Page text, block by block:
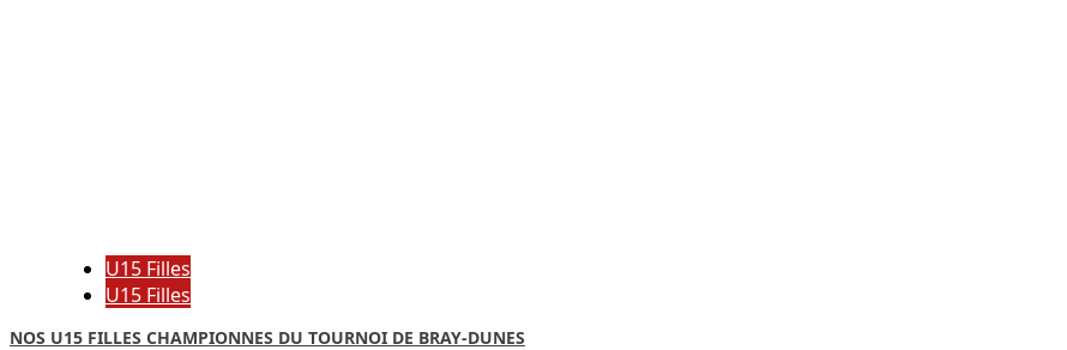
U15 Filles
U15 Filles
NOS U15 FILLES CHAMPIONNES DU TOURNOI DE BRAY-DUNES